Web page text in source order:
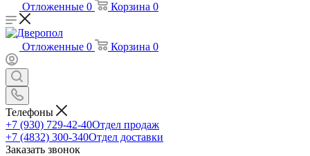
Отложенные 0 Корзина 0
Отложенные 0 Корзина 0
Телефоны
+7 (930) 729-42-40Отдел продаж
+7 (4832) 300-340Отдел доставки
Заказать звонок